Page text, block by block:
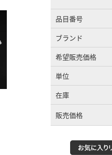
品目番号
ブランド
希望販売価格
単位
在庫
販売価格